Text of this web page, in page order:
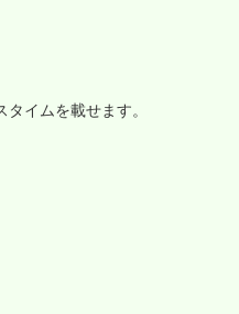
イムを載せます。